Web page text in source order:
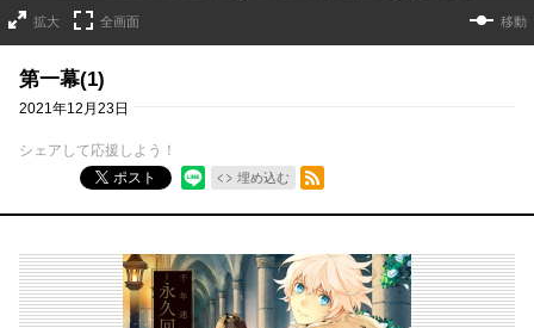
拡大 全画面 移動
第一幕(1)
2021年12月23日
シェアして応援しよう！
ポスト
埋め込む
RSSフィード